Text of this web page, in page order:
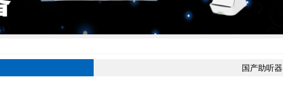
国产助听器